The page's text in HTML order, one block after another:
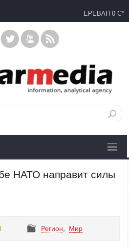
ЕРЕВАН 0 C°
НАТО направит силы
Регион Mир